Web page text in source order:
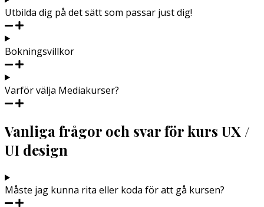
Utbilda dig på det sätt som passar just dig!
Bokningsvillkor
Varför välja Mediakurser?
Vanliga frågor och svar för kurs UX /
UI design
Måste jag kunna rita eller koda för att gå kursen?